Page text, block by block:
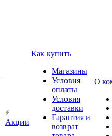
Акции
Как купить
Магазины
Условия
оплаты
Условия
доставки
Гарантия и
возврат
О